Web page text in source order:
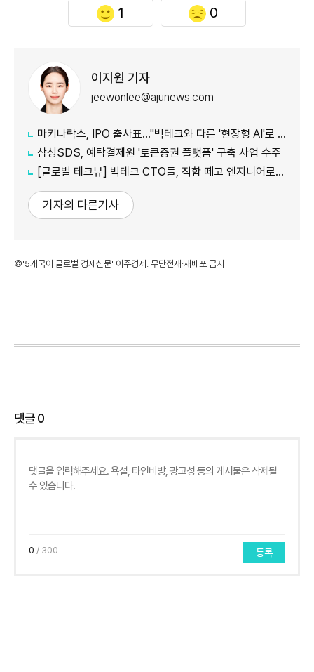
1 0
이지원 기자
jeewonlee@ajunews.com
마키나락스, IPO 출사표…"빅테크와 다른 '현장형 AI'로 승부"
삼성SDS, 예탁결제원 '토큰증권 플랫폼' 구축 사업 수주
[글로벌 테크뷰] 빅테크 CTO들, 직함 떼고 엔지니어로 유턴...'앤트로픽행 러시' 이유는
기자의 다른기사
©'5개국어 글로벌 경제신문' 아주경제. 무단전재·재배포 금지
댓글0
0 / 300 등록